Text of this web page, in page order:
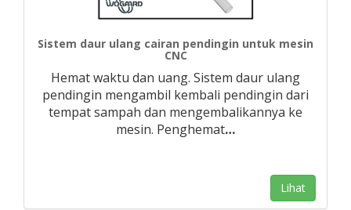
Sistem daur ulang cairan pendingin untuk mesin
CNC
Hemat waktu dan uang. Sistem daur ulang
pendingin mengambil kembali pendingin dari
tempat sampah dan mengembalikannya ke
mesin. Penghemat…
Lihat